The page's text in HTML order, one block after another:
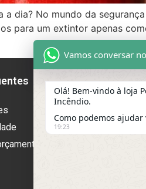
dia? No mundo da segurança
para um extintor apenas
Onde estamos
Rua Padre
1591 - São
Horizonte CEP
Telefone
Vamos conversar
Olá! Bem-vindo à loja
Incêndio.
Como podemos ajudar
19:23